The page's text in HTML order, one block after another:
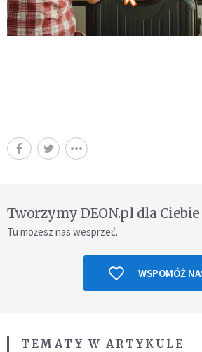
Tworzymy DEON.pl dla Ciebie
Tu możesz nas wesprzeć.
WSPOMÓŻ
TEMATY W ARTYKULE